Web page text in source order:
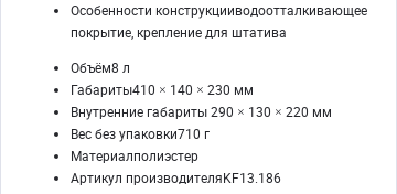
Особенности конструкцииводоотталкивающее
покрытие, крепление для штатива
Объём8 л
Габариты410 × 140 × 230 мм
Внутренние габариты 290 × 130 × 220 мм
Вес без упаковки710 г
Материалполиэстер
Артикул производителяKF13.186